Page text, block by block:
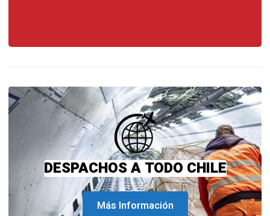
DESPACHOS A TODO CHILE
Más Información